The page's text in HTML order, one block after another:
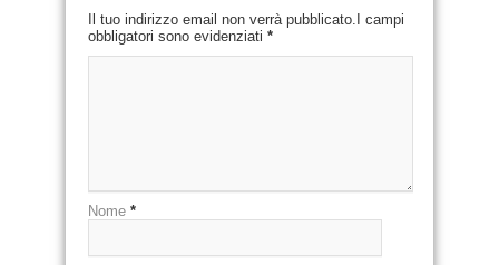
Il tuo indirizzo email non verrà pubblicato.I campi
obbligatori sono evidenziati *
Nome *